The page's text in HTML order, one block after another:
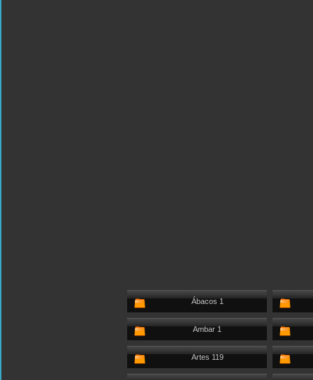
Ábacos 1
Ambar 1
Artes 119